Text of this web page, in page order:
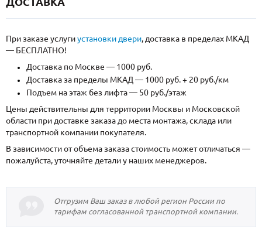
При заказе услугиустановки двери, доставка в пределах МКАД
— БЕСПЛАТНО!
Доставка по Москве — 1000 руб.
Доставка за пределы МКАД — 1000 руб. + 20 руб./км
Подъем на этаж без лифта — 50 руб./этаж
Цены действительны для территории Москвы и Московской
области при доставке заказа до места монтажа, склада или
транспортной компании покупателя.
В зависимости от объема заказа стоимость может отличаться —
пожалуйста, уточняйте детали у наших менеджеров.
Отгрузим Ваш заказ в любой регион России по
тарифам согласованной транспортной компании.